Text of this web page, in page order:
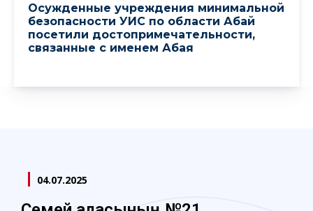
Осужденные учреждения минимальной
безопасности УИС по области Абай
посетили достопримечательности,
связанные с именем Абая